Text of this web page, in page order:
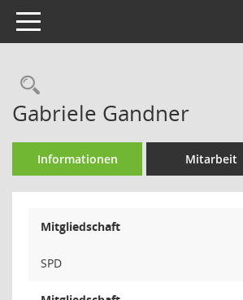
Toggle navigation
Rechercheauswahl
Gabriele Gandner
Informationen Mitarbeit
Mitgliedschaft
SPD